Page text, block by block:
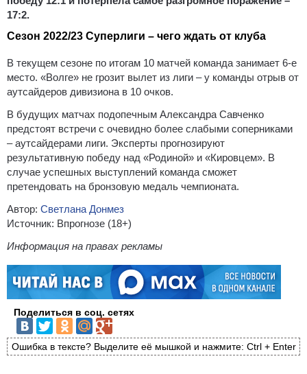
17:2.
Сезон 2022/23 Суперлиги – чего ждать от клуба
В текущем сезоне по итогам 10 матчей команда занимает 6-е
место. «Волге» не грозит вылет из лиги – у команды отрыв от
аутсайдеров дивизиона в 10 очков.
В будущих матчах подопечным Александра Савченко
предстоят встречи с очевидно более слабыми соперниками
– аутсайдерами лиги. Эксперты прогнозируют
результативную победу над «Родиной» и «Кировцем». В
случае успешных выступлений команда сможет
претендовать на бронзовую медаль чемпионата.
Автор: Светлана Донмез
Источник: Впрогнозе (18+)
Информация на правах рекламы
Поделиться в соц. сетях
Ошибка в тексте? Выделите её мышкой и нажмите: Ctrl + Enter